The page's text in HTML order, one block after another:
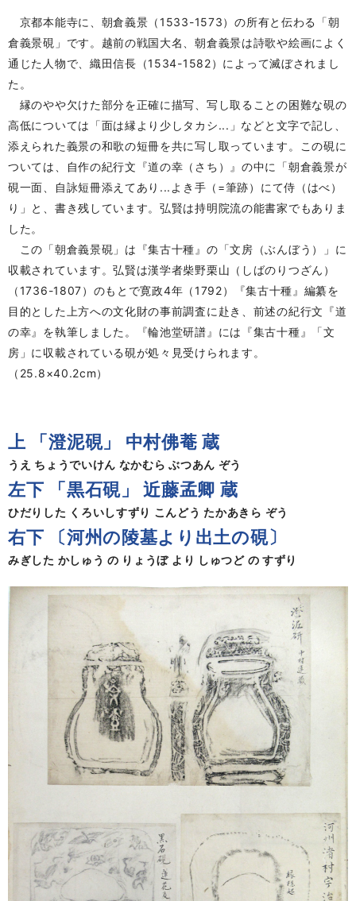
京都本能寺に、朝倉義景（1533-1573）の所有と伝わる「朝
倉義景硯」です。越前の戦国大名、朝倉義景は詩歌や絵画によく
通じた人物で、織田信長（1534-1582）によって滅ぼされまし
た。
縁のやや欠けた部分を正確に描写、写し取ることの困難な硯の
高低については「面は縁より少しタカシ...」などと文字で記し、
添えられた義景の和歌の短冊を共に写し取っています。この硯に
ついては、自作の紀行文『道の幸（さち）』の中に「朝倉義景が
硯一面、自詠短冊添えてあり...よき手（=筆跡）にて侍（はべ）
り」と、書き残しています。弘賢は持明院流の能書家でもありま
した。
この「朝倉義景硯」は『集古十種』の「文房（ぶんぼう）」に
収載されています。弘賢は漢学者柴野栗山（しばのりつざん）
（1736-1807）のもとで寛政4年（1792）『集古十種』編纂を
目的とした上方への文化財の事前調査に赴き、前述の紀行文『道
の幸』を執筆しました。『輪池堂研譜』には『集古十種』「文
房」に収載されている硯が処々見受けられます。
（25.8×40.2cm）
上 「澄泥硯」 中村佛菴 蔵
うえ ちょうでいけん なかむら ぶつあん ぞう
左下 「黒石硯」 近藤孟卿 蔵
ひだりした くろいしすずり こんどう たかあきら ぞう
右下 〔河州の陵墓より出土の硯〕
みぎした かしゅう の りょうぼ より しゅつど の すずり